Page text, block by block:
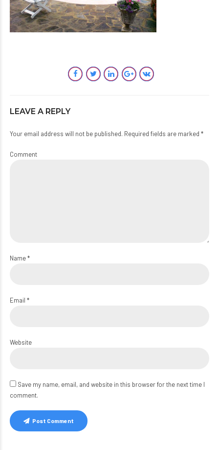
LEAVE A REPLY
Your email address will not be published. Required fields are marked *
Comment
Name *
Email *
Website
Save my name, email, and website in this browser for the next time I
comment.
Post Comment